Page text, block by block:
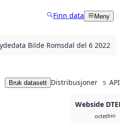
Finn data Meny
Bilde Romsdal del 6 2022
Bruk datasett Distribusjoner 5
Webside
octetbin